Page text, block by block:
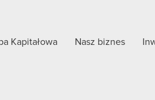
Kapitałowa Nasz biznes